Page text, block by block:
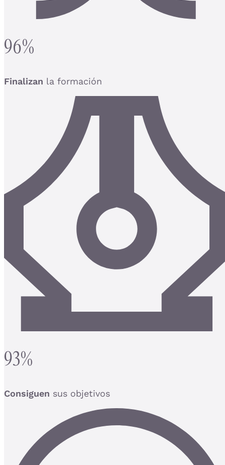
96%
Finalizan la formación
93%
Consiguen sus objetivos